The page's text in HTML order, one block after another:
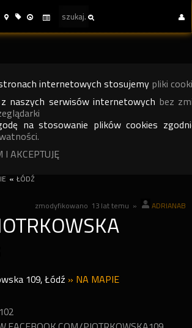
internetowych stosujemy pliki
naszych serwisów internetowych bez
na stosowanie plików cookies
I AKCEPTUJĘ
« ŁÓDŹ
zmodyfikowano 13 lat temu » ADRIANAB
109,Łódź » NA MAPIE